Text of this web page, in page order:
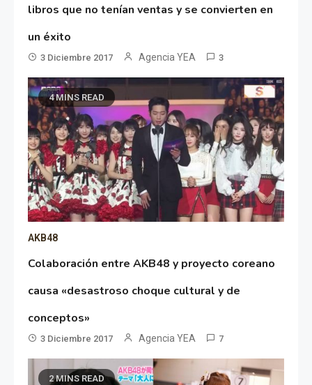
libros que no tenían ventas y se convierten en
un éxito
3 Diciembre 2017 Agencia YEA 3
4 MINS READ
AKB48
Colaboración entre AKB48 y proyecto coreano
causa «desastroso choque cultural y de
conceptos»
3 Diciembre 2017 Agencia YEA 7
2 MINS READ